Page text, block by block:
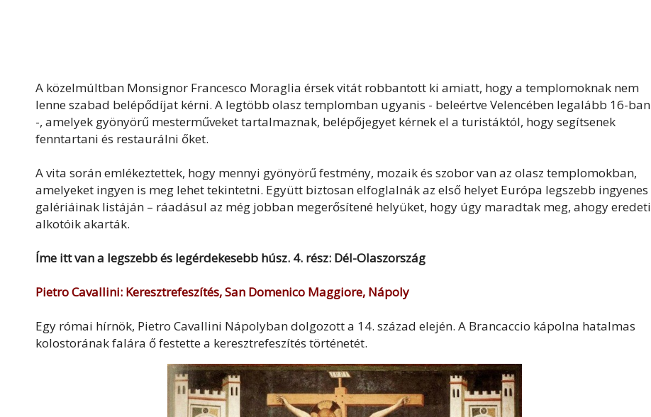
A közelmúltban Monsignor Francesco Moraglia érsek vitát robbantott ki amiatt, hogy a templomoknak nem
lenne szabad belépődíjat kérni. A legtöbb olasz templomban ugyanis - beleértve Velencében legalább 16-ban
-, amelyek gyönyörű mesterműveket tartalmaznak, belépőjegyet kérnek el a turistáktól, hogy segítsenek
fenntartani és restaurálni őket.
A vita során emlékeztettek, hogy mennyi gyönyörű festmény, mozaik és szobor van az olasz templomokban,
amelyeket ingyen is meg lehet tekintetni. Együtt biztosan elfoglalnák az első helyet Európa legszebb ingyenes
galériáinak listáján – ráadásul az még jobban megerősítené helyüket, hogy úgy maradtak meg, ahogy eredeti
alkotóik akarták.
Íme itt van a legszebb és legérdekesebb húsz. 4. rész: Dél-Olaszország
Pietro Cavallini: Keresztrefeszítés, San Domenico Maggiore, Nápoly
Egy római hírnök, Pietro Cavallini Nápolyban dolgozott a 14. század elején. A Brancaccio kápolna hatalmas
kolostorának falára ő festette a keresztrefeszítés történetét.